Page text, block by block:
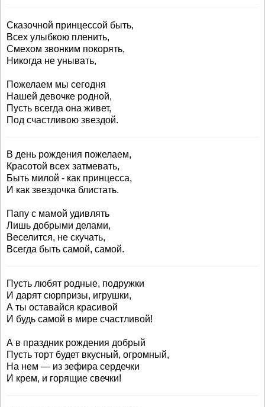
Сказочной принцессой быть,
Всех улыбкою пленить,
Смехом звонким покорять,
Никогда не унывать,
Пожелаем мы сегодня
Нашей девочке родной,
Пусть всегда она живет,
Под счастливою звездой.
В день рождения пожелаем,
Красотой всех затмевать,
Быть милой - как принцесса,
И как звездочка блистать.
Папу с мамой удивлять
Лишь добрыми делами,
Веселится, не скучать,
Всегда быть самой, самой.
Пусть любят родные, подружки
И дарят сюрпризы, игрушки,
А ты оставайся красивой
И будь самой в мире счастливой!
А в праздник рождения добрый
Пусть торт будет вкусный, огромный,
На нем — из зефира сердечки
И крем, и горящие свечки!